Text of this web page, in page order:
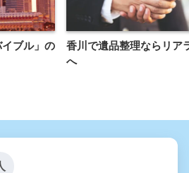
ブル」の
香川で遺品整理ならリア
へ